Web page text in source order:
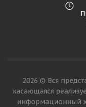
2026 © Вся
касающаяся
информационный